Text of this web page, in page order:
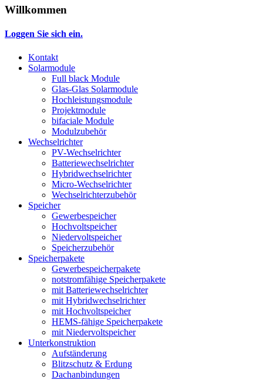
Willkommen
Loggen Sie sich ein.
Kontakt
Solarmodule
Full black Module
Glas-Glas Solarmodule
Hochleistungsmodule
Projektmodule
bifaciale Module
Modulzubehör
Wechselrichter
PV-Wechselrichter
Batteriewechselrichter
Hybridwechselrichter
Micro-Wechselrichter
Wechselrichterzubehör
Speicher
Gewerbespeicher
Hochvoltspeicher
Niedervoltspeicher
Speicherzubehör
Speicherpakete
Gewerbespeicherpakete
notstromfähige Speicherpakete
mit Batteriewechselrichter
mit Hybridwechselrichter
mit Hochvoltspeicher
HEMS-fähige Speicherpakete
mit Niedervoltspeicher
Unterkonstruktion
Aufständerung
Blitzschutz & Erdung
Dachanbindungen